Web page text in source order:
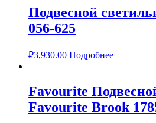
Подвесной
056-625
₽3,930.00 Подробнее
Favourite
Favourite Brook